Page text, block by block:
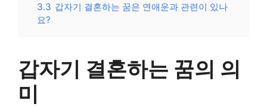
3.3 갑자기 결혼하는 꿈은 연애운과 관련이 있나
요?
갑자기 결혼하는 꿈의 의
미